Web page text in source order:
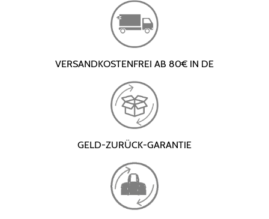
VERSANDKOSTENFREI AB 80€ IN DE
GELD-ZURÜCK-GARANTIE